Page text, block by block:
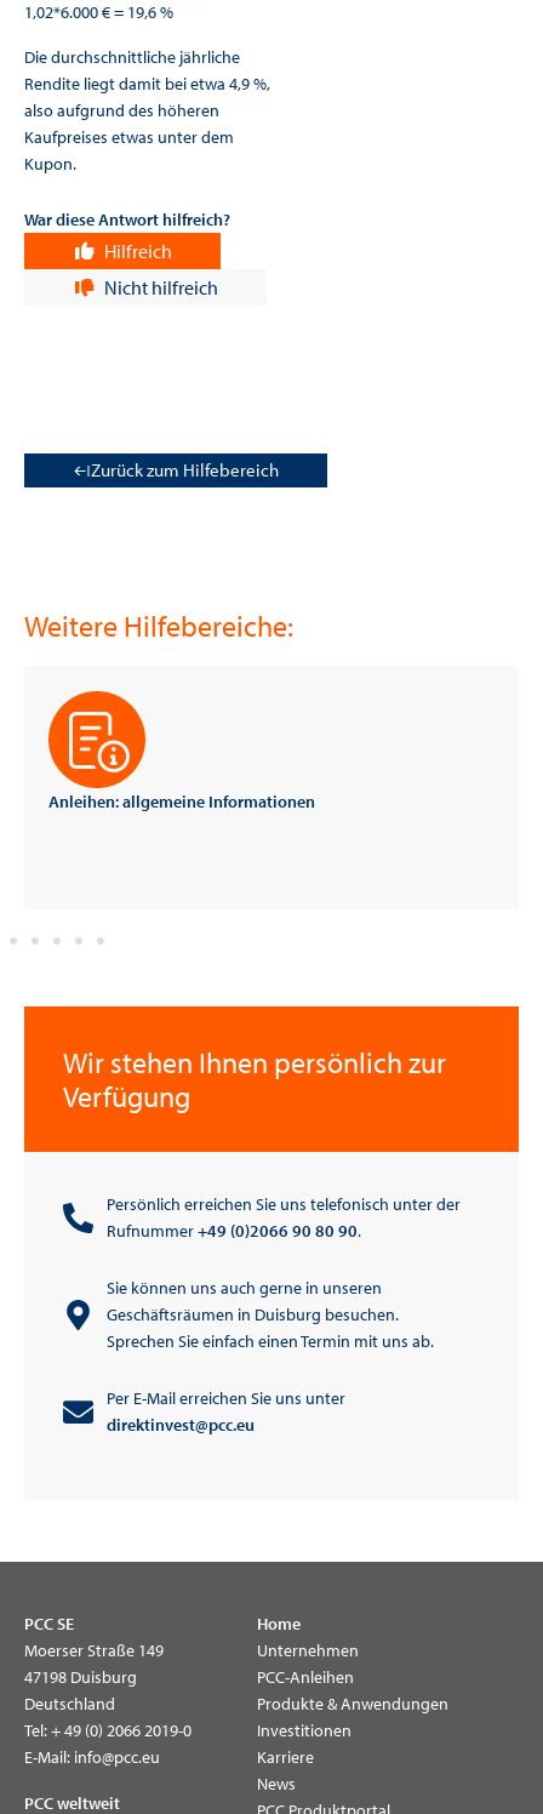
1,02*6.000 € = 19,6 %
Die durchschnittliche jährliche
Rendite liegt damit bei etwa 4,9 %,
also aufgrund des höheren
Kaufpreises etwas unter dem
Kupon.
War diese Antwort hilfreich?
Hilfreich
Nicht hilfreich
Zurück zum Hilfebereich
Weitere Hilfebereiche:
allgemeine Informationen
Wir stehen Ihnen persönlich zur
Verfügung
Persönlich erreichen Sie uns telefonisch unter der
Rufnummer+49 (0)2066 90 80 90.
Sie können uns auch gerne in unseren
Geschäftsräumen in Duisburg besuchen.
Sprechen Sie einfach einen Termin mit uns ab.
Per E-Mail erreichen Sie uns unter
direktinvest@pcc.eu
PCC SE
Moerser Straße 149
47198 Duisburg
Deutschland
Tel:+ 49 (0) 2066 2019-0
E-Mail: info@pcc.eu
PCC weltweit
Home
Unternehmen
PCC-Anleihen
Produkte & Anwendungen
Investitionen
Karriere
News